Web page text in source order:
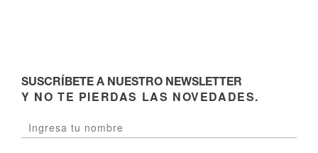
SUSCRÍBETE A NUESTRO NEWSLETTER
Y NO TE PIERDAS LAS NOVEDADES.